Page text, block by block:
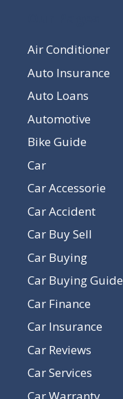
Air Conditioner
Auto Insurance
Auto Loans
Automotive
Bike Guide
Car
Car Accessorie
Car Accident
Car Buy Sell
Car Buying
Car Buying Guide
Car Finance
Car Insurance
Car Reviews
Car Services
Car Warranty